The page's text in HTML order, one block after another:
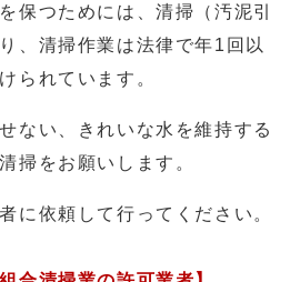
保つためには、清掃（汚泥引
、清掃作業は法律で年1回以
られています。
ない、きれいな水を維持する
掃をお願いします。
に依頼して行ってください。